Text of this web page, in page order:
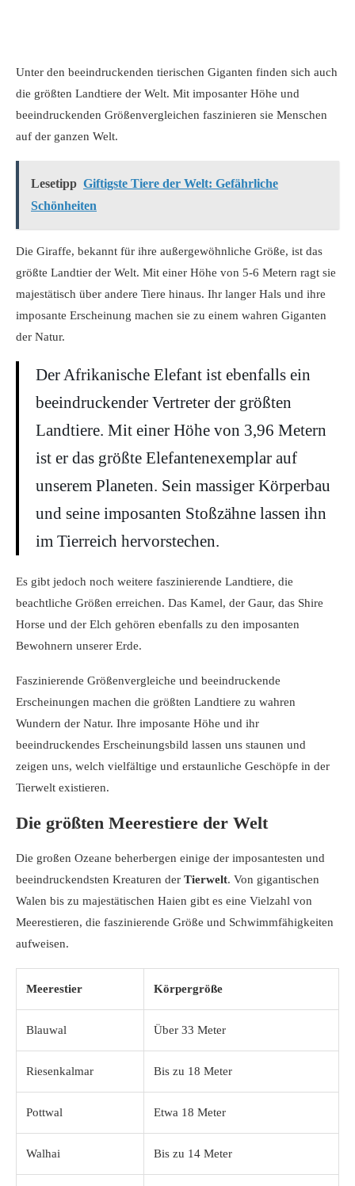
Unter den beeindruckenden tierischen Giganten finden sich auch
die größten Landtiere der Welt. Mit imposanter Höhe und
beeindruckenden Größenvergleichen faszinieren sie Menschen
auf der ganzen Welt.
Lesetipp Giftigste Tiere der Welt: Gefährliche
Schönheiten
Die Giraffe, bekannt für ihre außergewöhnliche Größe, ist das
größte Landtier der Welt. Mit einer Höhe von 5-6 Metern ragt sie
majestätisch über andere Tiere hinaus. Ihr langer Hals und ihre
imposante Erscheinung machen sie zu einem wahren Giganten
der Natur.
Der Afrikanische Elefant ist ebenfalls ein
beeindruckender Vertreter der größten
Landtiere. Mit einer Höhe von 3,96 Metern
ist er das größte Elefantenexemplar auf
unserem Planeten. Sein massiger Körperbau
und seine imposanten Stoßzähne lassen ihn
im Tierreich hervorstechen.
Es gibt jedoch noch weitere faszinierende Landtiere, die
beachtliche Größen erreichen. Das Kamel, der Gaur, das Shire
Horse und der Elch gehören ebenfalls zu den imposanten
Bewohnern unserer Erde.
Faszinierende Größenvergleiche und beeindruckende
Erscheinungen machen die größten Landtiere zu wahren
Wundern der Natur. Ihre imposante Höhe und ihr
beeindruckendes Erscheinungsbild lassen uns staunen und
zeigen uns, welch vielfältige und erstaunliche Geschöpfe in der
Tierwelt existieren.
Die größten Meerestiere der Welt
Die großen Ozeane beherbergen einige der imposantesten und
beeindruckendsten Kreaturen der Tierwelt. Von gigantischen
Walen bis zu majestätischen Haien gibt es eine Vielzahl von
Meerestieren, die faszinierende Größe und Schwimmfähigkeiten
aufweisen.
Meerestier Körpergröße
Blauwal Über 33 Meter
Riesenkalmar Bis zu 18 Meter
Pottwal Etwa 18 Meter
Walhai Bis zu 14 Meter